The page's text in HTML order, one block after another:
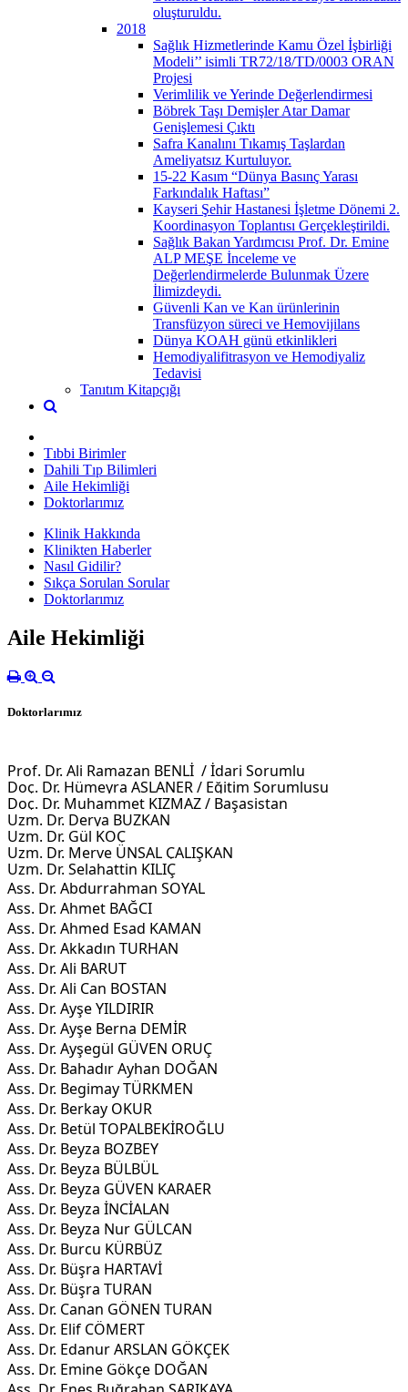
oluşturuldu.
2018
Sağlık Hizmetlerinde Kamu Özel İşbirliği
Modeli’’ isimli TR72/18/TD/0003 ORAN
Projesi
Verimlilik ve Yerinde Değerlendirmesi
Böbrek Taşı Demişler Atar Damar
Genişlemesi Çıktı
Safra Kanalını Tıkamış Taşlardan
Ameliyatsız Kurtuluyor.
15-22 Kasım “Dünya Basınç Yarası
Farkındalık Haftası”
Kayseri Şehir Hastanesi İşletme Dönemi 2.
Koordinasyon Toplantısı Gerçekleştirildi.
Sağlık Bakan Yardımcısı Prof. Dr. Emine
ALP MEŞE İnceleme ve
Değerlendirmelerde Bulunmak Üzere
İlimizdeydi.
Güvenli Kan ve Kan ürünlerinin
Transfüzyon süreci ve Hemovijilans
Dünya KOAH günü etkinlikleri
Hemodiyalifitrasyon ve Hemodiyaliz
Tedavisi
Tanıtım Kitapçığı
Tıbbi Birimler
Dahili Tıp Bilimleri
Aile Hekimliği
Doktorlarımız
Klinik Hakkında
Klinikten Haberler
Nasıl Gidilir?
Sıkça Sorulan Sorular
Doktorlarımız
Aile Hekimliği
Doktorlarımız
Prof. Dr. Ali Ramazan BENLİ / İdari Sorumlu
Doç. Dr. Hümeyra ASLANER/ Eğitim Sorumlusu
Doç. Dr. Muhammet KIZMAZ / Başasistan
Uzm. Dr. Derya BUZKAN
Uzm. Dr. Gül KOÇ
Uzm. Dr. Merve ÜNSAL ÇALIŞKAN
Uzm. Dr. Selahattin KILIÇ
Ass. Dr. Abdurrahman SOYAL
Ass. Dr. Ahmet BAĞCI
Ass. Dr. Ahmed Esad KAMAN
Ass. Dr. Akkadın TURHAN
Ass. Dr. Ali BARUT
Ass. Dr. Ali Can BOSTAN
Ass. Dr. Ayşe YILDIRIR
Ass. Dr. Ayşe Berna DEMİR
Ass. Dr. Ayşegül GÜVEN ORUÇ
Ass. Dr. Bahadır Ayhan DOĞAN
Ass. Dr. Begimay TÜRKMEN
Ass. Dr. Berkay OKUR
Ass. Dr. Betül TOPALBEKİROĞLU
Ass. Dr. Beyza BOZBEY
Ass. Dr. Beyza BÜLBÜL
Ass. Dr. Beyza GÜVEN KARAER
Ass. Dr. Beyza İNCİALAN
Ass. Dr. Beyza Nur GÜLCAN
Ass. Dr. Burcu KÜRBÜZ
Ass. Dr. Büşra HARTAVİ
Ass. Dr. Büşra TURAN
Ass. Dr. Canan GÖNEN TURAN
Ass. Dr. Elif CÖMERT
Ass. Dr. Edanur ARSLAN GÖKÇEK
Ass. Dr. Emine Gökçe DOĞAN